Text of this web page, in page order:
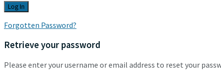
Forgotten Password?
Retrieve your password
Please enter your username or email address to reset your